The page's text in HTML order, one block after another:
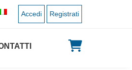
Accedi Registrati